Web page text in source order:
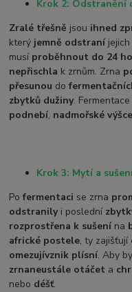
Krok 2: Odstranění
Zralé třešně jsou ihned
který jemně odstraní jejich
musí proběhnout do 24
nepřischla k zrnům. Zrna
přesunou do
zbytků dužiny. Fermentace
podnebí, nadmořské výšce
Krok 3: Mytí a
Pofermentaci se zrna
odstranilyi poslední
rozprostřena k sušení na
africké postele, ty zajišťují
omezujívznik plísní. Aby
zrnaneustále otáčet a
nebo déšť.